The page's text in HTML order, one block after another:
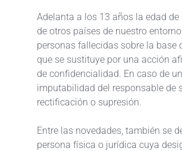
Adelanta a los 13 años la edad
de otros países de nuestro
personas fallecidas sobre la
que se sustituye por una acción
de confidencialidad. En caso de
imputabilidad del responsable de
rectificación o supresión.
Entre las novedades, también se
persona física o jurídica cuya